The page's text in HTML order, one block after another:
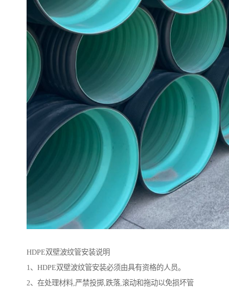
HDPE双壁波纹管安装说明
1、HDPE双壁波纹管安装必须由具有资格的人员。
2、在处理材料,严禁投掷,跌落,滚动和拖动以免损坏管